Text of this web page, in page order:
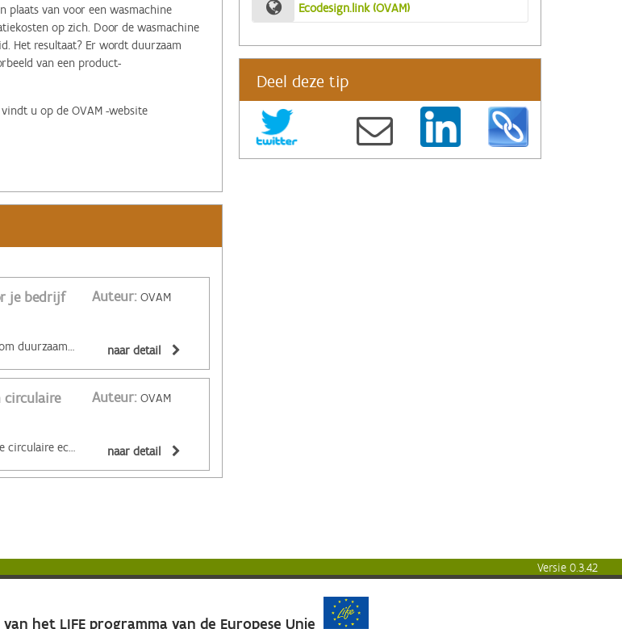
plaats van voor een wasmachine
op zich. Door de wasmachine
Het resultaat? Er wordt duurzaam
van een product-
u op de OVAM -website
je bedrijf
Auteur: OVAM
naar detail
circulaire
Auteur: OVAM
naar detail
Ecodesign.link (OVAM)
Deel deze tip
Versie 0.3.42
het LIFE programma van de Europese Unie